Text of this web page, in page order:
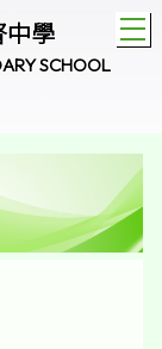
中學
SCHOOL